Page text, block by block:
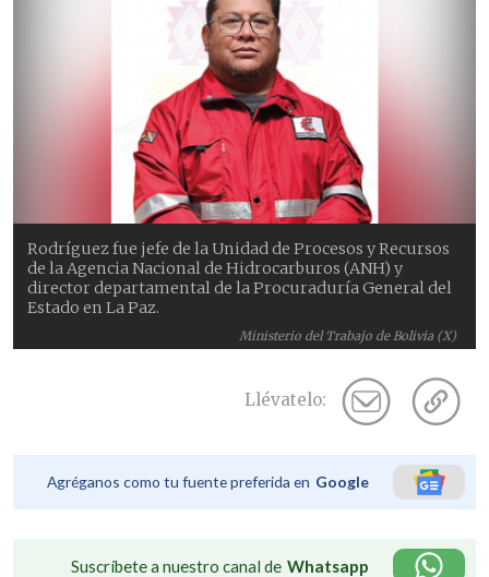
Ministerio del Trabajo de Bolivia (X)
Rodríguez fue jefe de la Unidad de Procesos y Recursos
de la Agencia Nacional de Hidrocarburos (ANH) y
director departamental de la Procuraduría General del
Estado en La Paz.
Llévatelo:
Agréganos como tu fuente preferida en Google
Suscríbete a nuestro canal de Whatsapp